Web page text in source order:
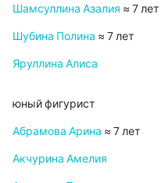
Шамсуллина Азалия ≈ 7 лет
Шубина Полина ≈ 7 лет
Яруллина Алиса
юный фигурист
Абрамова Арина ≈ 7 лет
Акчурина Амелия